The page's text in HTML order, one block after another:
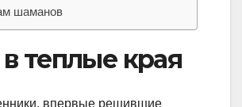
шаманов
теплые края
впервые решившие